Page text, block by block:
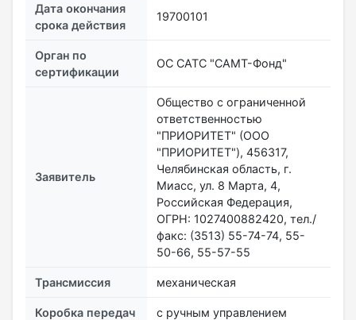
Дата окончания
срока действия
19700101
Орган по
сертификации
ОС САТС "САМТ-Фонд"
Заявитель
Общество с ограниченной
ответственностью
"ПРИОРИТЕТ" (ООО
"ПРИОРИТЕТ"), 456317,
Челябинская область, г.
Миасс, ул. 8 Марта, 4,
Российская Федерация,
ОГРН: 1027400882420, тел./
факс: (3513) 55-74-74, 55-
50-66, 55-57-55
Трансмиссия механическая
Коробка передач с ручным управлением